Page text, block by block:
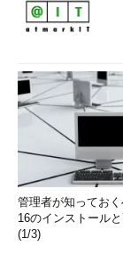
管理者が知ってお
16のインストール
(1/3)